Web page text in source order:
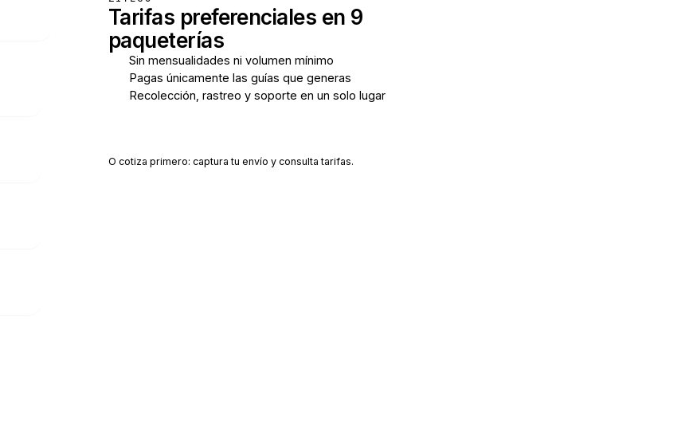
Tarifas preferenciales en 9
paqueterías
Sin mensualidades ni volumen mínimo
Pagas únicamente las guías que generas
Recolección, rastreo y soporte en un solo lugar
O cotiza primero: captura tu envío y consulta tarifas.